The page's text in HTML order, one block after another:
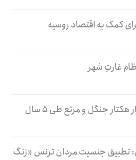
کمک به اقتصاد روسیه
غارتِ شهر
تطبیق جنسیت مردان ترنس «زنگ